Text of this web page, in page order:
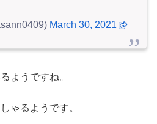
March 30, 2021
ようですね。
ゃるようです。